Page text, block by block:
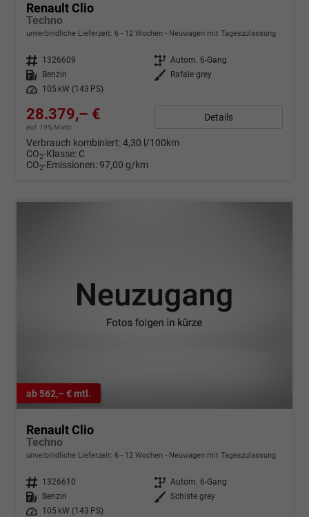
Renault Clio
Techno
unverbindliche Lieferzeit: 6 - 12 Wochen Neuwagen mit Tageszulassung
Fahrzeugnr. 1326609 Getriebe Autom. 6-Gang
Kraftstoff
Benzin Außenfarbe
Rafale grey
Leistung
105 kW (143 PS)
28.379,– €
incl. 19% MwSt.
Details
Verbrauch kombiniert:4,30 l/100km
CO2-Klasse: C
CO2-Emissionen:97,00 g/km
ab 562,– € mtl.
Renault Clio
Techno
unverbindliche Lieferzeit: 6 - 12 Wochen Neuwagen mit Tageszulassung
Fahrzeugnr. 1326610 Getriebe Autom. 6-Gang
Kraftstoff
Benzin Außenfarbe Schiste grey
Leistung
105 kW (143 PS)